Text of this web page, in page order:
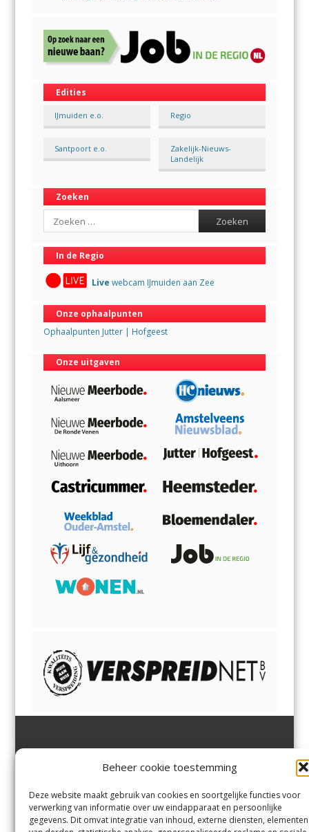
Beheer cookie toestemming
Deze website maakt gebruik van cookies en soortgelijke functies voor
verwerking van informatie over uw eindapparaat en persoonlijke
gegevens. Dit omvat integratie van inhoud, externe diensten, elementen
Edities
IJmuiden e.o. Regio
Santpoort e.o.
Zakelijk-Nieuws-
Landelijk
Zoeken
Search
In de Regio
Live webcam IJmuiden aan Zee
Onze ophaalpunten
Ophaalpunten Jutter | Hofgeest
Onze uitgaven
Margadantstraat 34
0255-533900
info@jutter.nlofinfo@hofgee
st.nl
Velserbroek,Velsen-Zuid,
Zuid,Driehuisen
Spaarnwoude.